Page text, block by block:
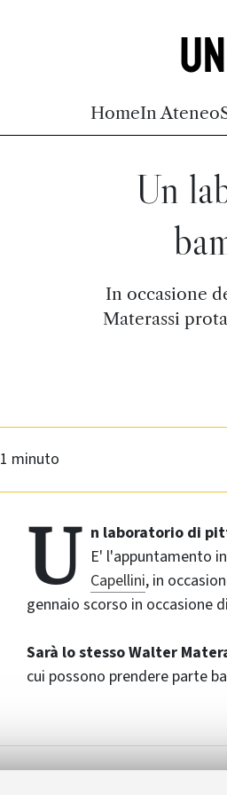
HomeIn Ateneo
Un
In occasione
Materassi
1 minuto
U n laboratorio di
E' l'appuntamento
Capellini, in
gennaio scorso in occasione
Sarà lo stesso Walter
cui possono prendere parte